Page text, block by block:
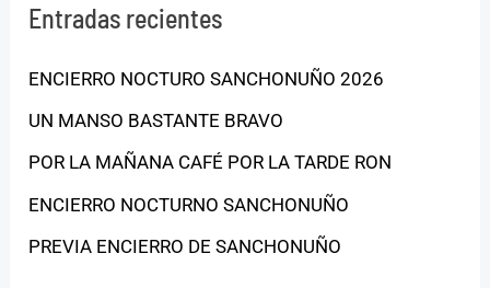
Entradas recientes
ENCIERRO NOCTURO SANCHONUÑO 2026
UN MANSO BASTANTE BRAVO
POR LA MAÑANA CAFÉ POR LA TARDE RON
ENCIERRO NOCTURNO SANCHONUÑO
PREVIA ENCIERRO DE SANCHONUÑO